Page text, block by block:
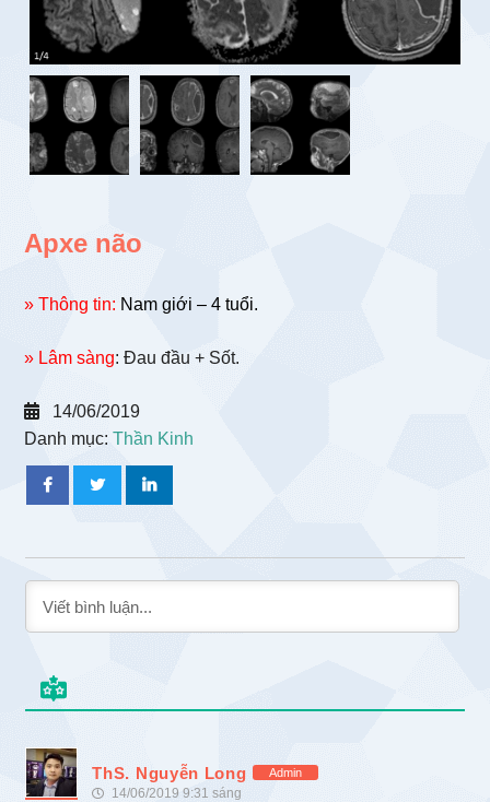
Apxe não
» Thông tin: Nam giới – 4 tuổi.
» Lâm sàng: Đau đầu + Sốt.
14/06/2019
Danh mục:Thần Kinh
ThS. Nguyễn Long Admin
14/06/2019 9:31 sáng